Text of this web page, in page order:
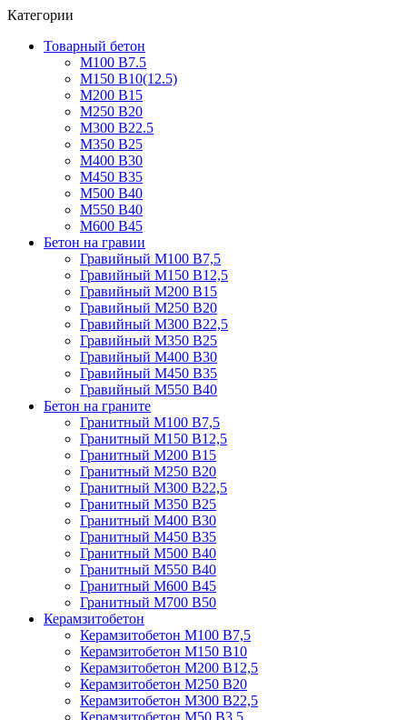
Категории
Товарный бетон
М100 В7.5
М150 В10(12.5)
М200 В15
М250 В20
М300 В22.5
М350 В25
М400 В30
М450 В35
М500 В40
М550 В40
М600 В45
Бетон на гравии
Гравийный М100 В7,5
Гравийный М150 В12,5
Гравийный М200 В15
Гравийный М250 В20
Гравийный М300 В22,5
Гравийный М350 В25
Гравийный М400 В30
Гравийный М450 В35
Гравийный М550 В40
Бетон на граните
Гранитный М100 В7,5
Гранитный М150 В12,5
Гранитный М200 В15
Гранитный М250 В20
Гранитный М300 В22,5
Гранитный М350 В25
Гранитный М400 В30
Гранитный М450 В35
Гранитный М500 В40
Гранитный М550 В40
Гранитный М600 В45
Гранитный М700 В50
Керамзитобетон
Керамзитобетон М100 В7,5
Керамзитобетон М150 В10
Керамзитобетон М200 В12,5
Керамзитобетон М250 В20
Керамзитобетон М300 В22,5
Керамзитобетон М50 В3,5